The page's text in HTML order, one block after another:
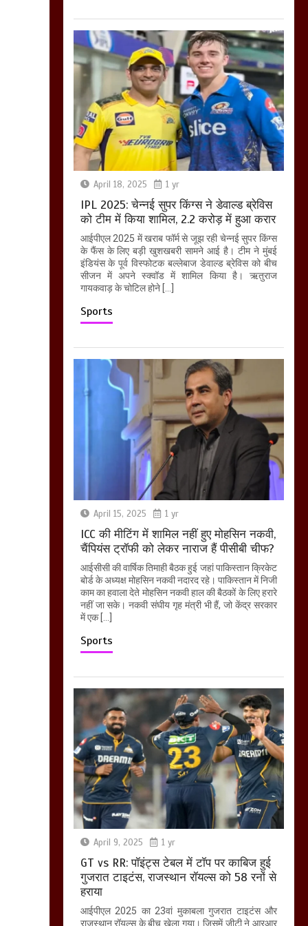
April 18, 2025 1 yr
IPL 2025: चेन्नई सुपर किंग्स ने डेवाल्ड ब्रेविस
को टीम में किया शामिल, 2.2 करोड़ में हुआ करार
आईपीएल 2025 में खराब फॉर्म से जूझ रही चेन्नई सुपर किंग्स
के फैंस के लिए बड़ी खुशखबरी सामने आई है। टीम ने मुंबई
इंडियंस के पूर्व विस्फोटक बल्लेबाज डेवाल्ड ब्रेविस को बीच
सीजन में अपने स्क्वॉड में शामिल किया है। ऋतुराज
गायकवाड़ के चोटिल होने […]
Sports
April 15, 2025 1 yr
ICC की मीटिंग में शामिल नहीं हुए मोहसिन नकवी,
चैंपियंस ट्रॉफी को लेकर नाराज हैं पीसीबी चीफ?
आईसीसी की वार्षिक तिमाही बैठक हुई जहां पाकिस्तान क्रिकेट
बोर्ड के अध्यक्ष मोहसिन नकवी नदारद रहे। पाकिस्तान में निजी
काम का हवाला देते मोहसिन नकवी हाल की बैठकों के लिए हरारे
नहीं जा सके। नकवी संघीय गृह मंत्री भी हैं, जो केंद्र सरकार
में एक […]
Sports
April 9, 2025 1 yr
GT vs RR: पॉइंट्स टेबल में टॉप पर काबिज हुई
गुजरात टाइटंस, राजस्थान रॉयल्स को 58 रनों से
हराया
आईपीएल 2025 का 23वां मुकाबला गुजरात टाइटंस और
राजस्थान रॉयल्स के बीच खेला गया। जिसमें जीटी ने आरआर